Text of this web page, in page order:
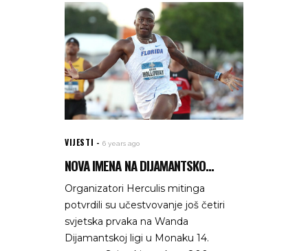
VIJESTI 6 years ago
NOVA IMENA NA DIJAMANTSKO...
Organizatori Herculis mitinga
potvrdili su učestvovanje još četiri
svjetska prvaka na Wanda
Dijamantskoj ligi u Monaku 14.